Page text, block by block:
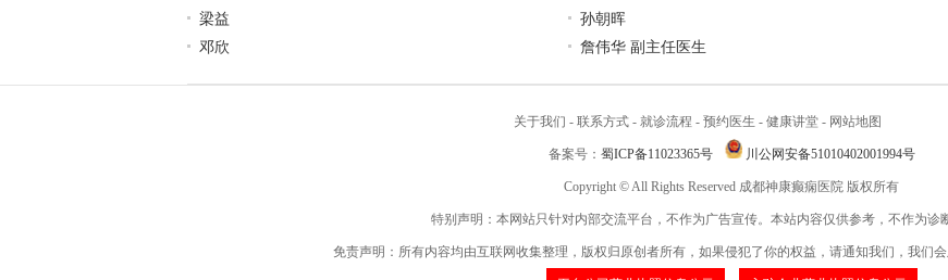
梁益
孙朝晖
邓欣
詹伟华 副主任医生
关于我们 - 联系方式 - 就诊流程 - 预约医生 - 健康讲堂 - 网站地图
备案号： 蜀ICP备11023365号 川公网安备51010402001994号
Copyright © All Rights Reserved 成都神康癫痫医院 版权所有
特别声明：本网站只针对内部交流平台，不作为广告宣传。本站内容仅供参考，不作为诊
免责声明：所有内容均由互联网收集整理，版权归原创者所有，如果侵犯了你的权益，请通知我们，我们